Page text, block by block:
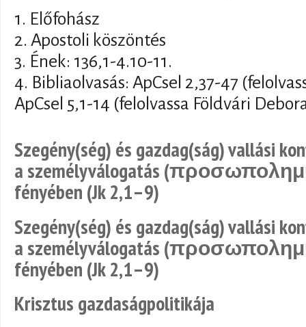
1. Előfohász
2. Apostoli köszöntés
3. Ének: 136,1-4.10-11.
4. Bibliaolvasás: ApCsel 2,37-47
ApCsel 5,1-14 (felolvassa Földvári
Szegény(ség) és gazdag(ság) vallási
a személyválogatás
fényében (Jk 2,1–9)
Szegény(ség) és gazdag(ság) vallási
a személyválogatás
fényében (Jk 2,1–9)
Krisztus gazdaságpolitikája